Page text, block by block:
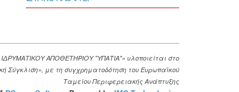
ΑΠΟΘΕΤΗΡΙΟΥ "ΥΠΑΤΙΑ"» υλοποιείται στο
Σύγκλιση», με τη συγχρηματοδότηση του Ευρωπαϊκού
Ταμείου Περιφερειακής Ανάπτυξης